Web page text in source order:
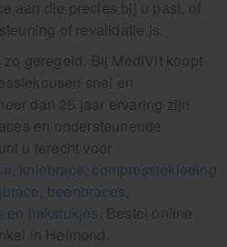
fysiotherapie en massage
aan die precies bij u past, of
of revalidatie is.
geregeld. Bij MediVit koopt
snel en
dan 25 jaar ervaring zijn
en ondersteunende
u terecht voor
, kniebrace, compressiekleding
, beenbraces,
en hakstukjes. Bestel online
in Helmond.